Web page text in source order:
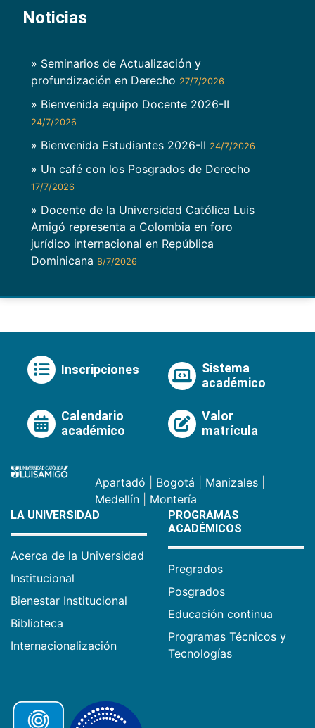
Noticias
» Seminarios de Actualización y
profundización en Derecho 27/7/2026
» Bienvenida equipo Docente 2026-II
24/7/2026
» Bienvenida Estudiantes 2026-II 24/7/2026
» Un café con los Posgrados de Derecho
17/7/2026
» Docente de la Universidad Católica Luis
Amigó representa a Colombia en foro
jurídico internacional en República
Dominicana 8/7/2026
Inscripciones
Sistema
académico
Calendario
académico
Valor
matrícula
Apartadó Bogotá Manizales
Medellín
Montería
LA UNIVERSIDAD
Acerca de la Universidad
Institucional
Bienestar Institucional
Biblioteca
Internacionalización
PROGRAMAS
ACADÉMICOS
Pregrados
Posgrados
Educación continua
Programas Técnicos y
Tecnologías